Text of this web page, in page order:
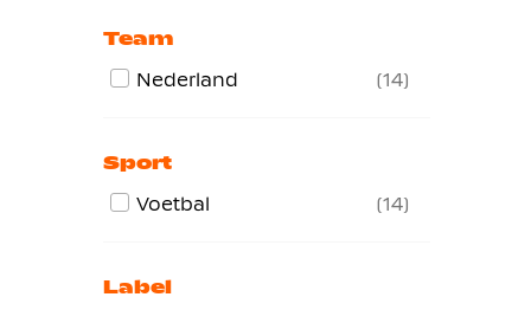
Team
Nederland 14
Sport
Voetbal 14
Label